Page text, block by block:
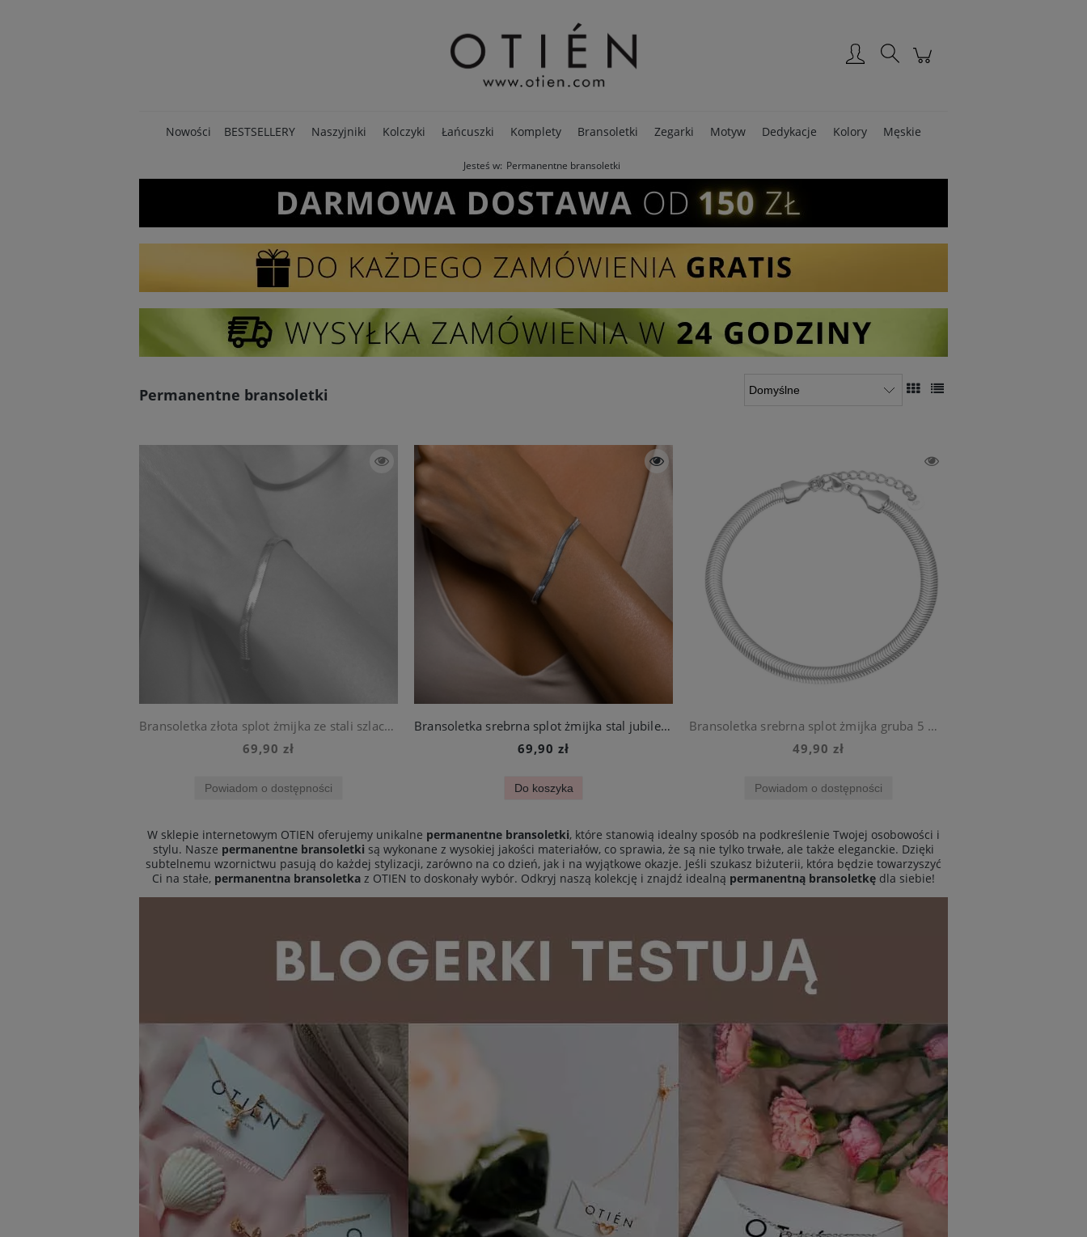
Nowości BESTSELLERY Naszyjniki Kolczyki Łańcuszki Komplety Bransoletki Zegarki Motyw Dedykacje Kolory Męskie
PREMIUM Opakowania Pierścionki SALE - 80%
Jesteś w: Permanentne bransoletki
Permanentne bransoletki
Bransoletka złota splot żmijka ze stali szlachetnej
69,90 zł
Powiadom o dostępności
Bransoletka srebrna splot żmijka stal jubilerska
69,90 zł
Do koszyka
Bransoletka srebrna splot żmijka gruba 5 mm stal chirurgiczna
49,90 zł
Powiadom o dostępności
W sklepie internetowym OTIEN oferujemy unikalne permanentne bransoletki, które stanowią idealny sposób na podkreślenie Twojej osobowości i
stylu. Nasze permanentne bransoletki są wykonane z wysokiej jakości materiałów, co sprawia, że są nie tylko trwałe, ale także eleganckie. Dzięki
subtelnemu wzornictwu pasują do każdej stylizacji, zarówno na co dzień, jak i na wyjątkowe okazje. Jeśli szukasz biżuterii, która będzie towarzyszyć
Ci na stałe, permanentna bransoletka z OTIEN to doskonały wybór. Odkryj naszą kolekcję i znajdź idealną permanentną bransoletkę dla siebie!